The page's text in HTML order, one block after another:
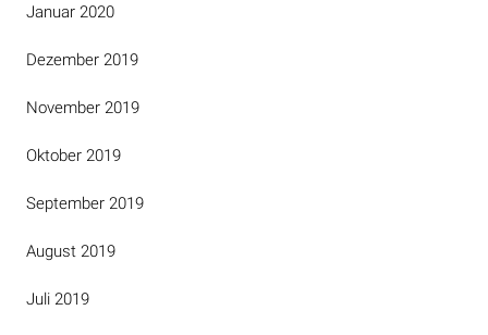
Januar 2020
Dezember 2019
November 2019
Oktober 2019
September 2019
August 2019
Juli 2019